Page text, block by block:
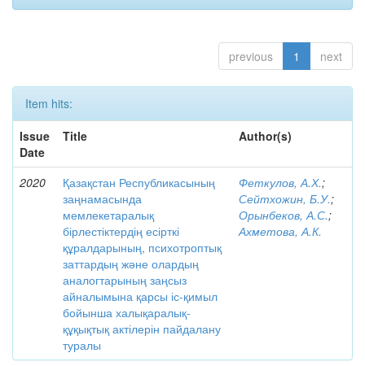
previous 1 next
Item hits:
Issue
Date
Title Author(s)
2020
Қазақстан Республикасының
заңнамасында
мемлекетаралық
бірлестіктердің есірткі
құралдарының, психотроптық
заттардың және олардың
аналогтарының заңсыз
айналымына қарсы іс-қимыл
бойынша халықаралық-
құқықтық актілерін пайдалану
туралы
Феткулов, А.Х.;
Сейтхожин, Б.У.;
Орынбеков, А.С.;
Ахметова, А.К.